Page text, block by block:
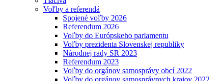
Voľby a referendá
Spojené voľby 2026
Referendum 2026
Voľby do Európskeho parlamentu
Voľby prezidenta Slovenskej republiky
Národnej rady SR 2023
Referendum 2023
Voľby do orgánov samosprávy obcí 2022
Voľby do orgánov samosprávnych krajov 2022